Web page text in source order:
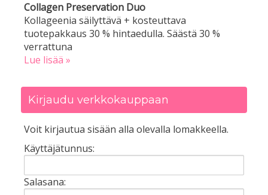
Collagen Preservation Duo
Kollageenia säilyttävä + kosteuttava
tuotepakkaus 30 % hintaedulla. Säästä 30 %
verrattuna
Lue lisää »
Kirjaudu verkkokauppaan
Voit kirjautua sisään alla olevalla lomakkeella.
Käyttäjätunnus:
Salasana: